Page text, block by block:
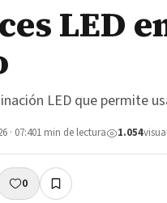
LED
LED que permite
· 07:401 min de lectura 1.054
0